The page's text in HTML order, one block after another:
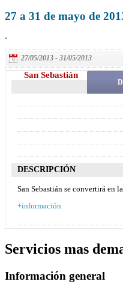
27 a 31 de mayo de
.
27/05/2013 - 31/05/2013
San Sebastián
DESCRIPCIÓN
San Sebastián se convertirá en
+información
Servicios mas
Información general